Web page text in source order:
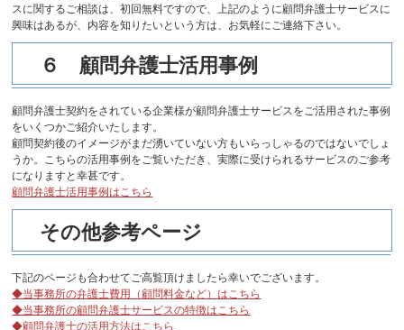
スに関するご相談は、初回無料ですので、上記のように顧問弁護士サービスに
興味はあるが、内容を知りたいという方は、お気軽にご連絡下さい。
６ 顧問弁護士活用事例
顧問弁護士契約をされている企業様が顧問弁護士サービスをご活用された事例
をいくつかご紹介いたします。
顧問契約後のイメージがまだ湧いていない方もいらっしゃるのではないでしょ
うか。こちらの活用事例をご覧いただき、実際に受けられるサービスのご参考
になりますと幸甚です。
顧問弁護士活用事例はこちら
その他参考ページ
下記のページも合わせてご高覧頂けましたら幸いでございます。
◆当事務所の弁護士費用（顧問料金など）はこちら
◆当事務所の顧問弁護士サービスの特徴はこちら
◆顧問弁護士の活用方法はこちら